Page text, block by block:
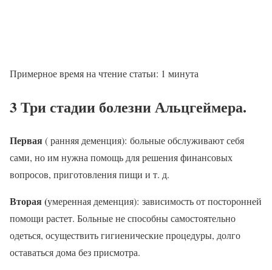
Примерное время на чтение статьи: 1 минута
3 Три стадии болезни Альцгеймера.
Первая( ранняя деменция): больные обслуживают себя
сами, но им нужна помощь для решения финансовых
вопросов, приготовления пищи и т. д.
Вторая (умеренная деменция): зависимость от посторонней
помощи растет. Больные не способны самостоятельно
одеться, осуществить гигиенические процедуры, долго
оставаться дома без присмотра.